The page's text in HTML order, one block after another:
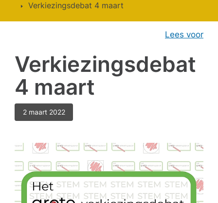
Verkiezingsdebat 4 maart
Lees voor
Verkiezingsdebat
4 maart
2 maart 2022